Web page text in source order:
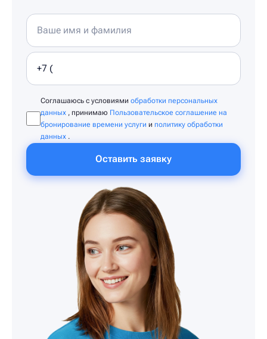
Соглашаюсь с условиями обработки персональных
данных , принимаю Пользовательское соглашение на
бронирование времени услуги и политику обработки
данных .
Оставить заявку